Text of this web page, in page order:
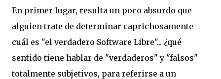
En primer lugar, resulta un poco absurdo que
alguien trate de determinar caprichosamente
cuál es "el verdadero Software Libre"... ¿qué
sentido tiene hablar de "verdaderos" y "falsos"
totalmente subjetivos, para referirse a un